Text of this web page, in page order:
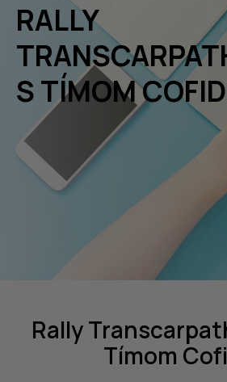
RALLY
S TÍMOM
Rally
Tímom